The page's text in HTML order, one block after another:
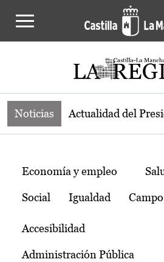
Noticias de la región
Noticias Actualidad del
Temas
Economía y empleo
Social Igualdad Campo
Accesibilidad
Administración Pública